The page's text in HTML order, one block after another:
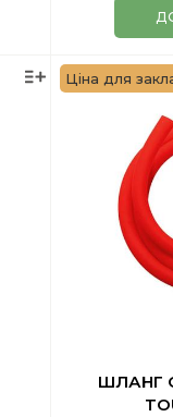
Ціна для
ШЛАНГ